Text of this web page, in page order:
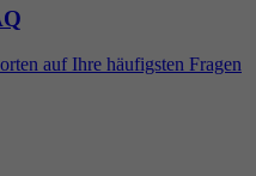
auf Ihre häufigsten Fragen